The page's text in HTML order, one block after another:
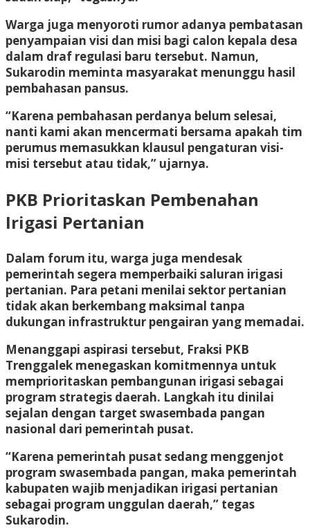
Warga juga menyoroti rumor adanya pembatasan
penyampaian visi dan misi bagi calon kepala desa
dalam draf regulasi baru tersebut. Namun,
Sukarodin meminta masyarakat menunggu hasil
pembahasan pansus.
“Karena pembahasan perdanya belum selesai,
nanti kami akan mencermati bersama apakah tim
perumus memasukkan klausul pengaturan visi-
misi tersebut atau tidak,” ujarnya.
PKB Prioritaskan Pembenahan
Irigasi Pertanian
Dalam forum itu, warga juga mendesak
pemerintah segera memperbaiki saluran irigasi
pertanian. Para petani menilai sektor pertanian
tidak akan berkembang maksimal tanpa
dukungan infrastruktur pengairan yang memadai.
Menanggapi aspirasi tersebut, Fraksi PKB
Trenggalek menegaskan komitmennya untuk
memprioritaskan pembangunan irigasi sebagai
program strategis daerah. Langkah itu dinilai
sejalan dengan target swasembada pangan
nasional dari pemerintah pusat.
“Karena pemerintah pusat sedang menggenjot
program swasembada pangan, maka pemerintah
kabupaten wajib menjadikan irigasi pertanian
sebagai program unggulan daerah,” tegas
Sukarodin.